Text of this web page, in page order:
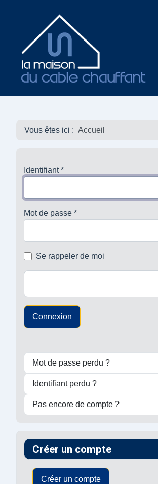
Vous êtes ici : Accueil
Identifiant*
Mot de passe *
Se rappeler de moi
Connexion
Mot de passe perdu ?
Identifiant perdu ?
Pas encore de compte ?
Créer un compte
Créer un compte